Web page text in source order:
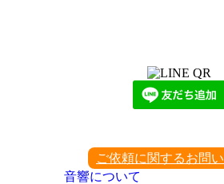
ご依頼に関するお問
音響について